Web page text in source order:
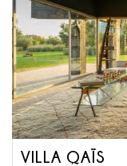
VILLA QAÏS